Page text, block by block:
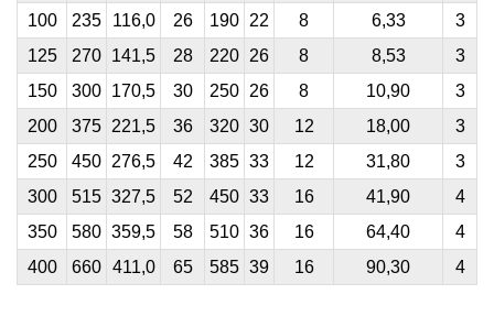
100
235 116,0 26 190 22 8 6,33
3
125
270 141,5 28 220 26 8 8,53
3
150
300 170,5 30 250 26 8 10,90
3
200
375 221,5 36 320 30 12 18,00
3
250
450 276,5 42 385 33 12 31,80
3
300
515 327,5 52 450 33 16 41,90
4
350
580 359,5 58 510 36 16 64,40
4
400
660 411,0 65 585 39 16 90,30 4